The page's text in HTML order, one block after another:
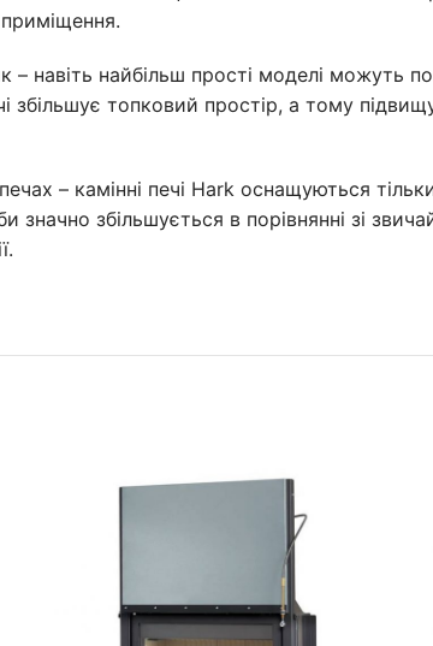
– навіть найбільш прості моделі можуть
збільшує топковий простір, а тому
– камінні печі Hark оснащуються
значно збільшується в порівнянні зі